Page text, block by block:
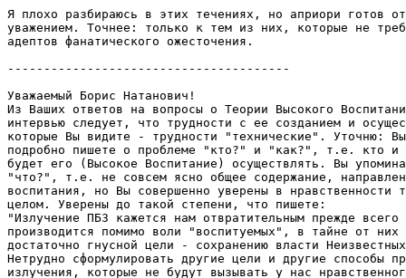
Я плохо разбираюсь в этих течениях, но априори готов
уважением. Точнее: только к тем из них, которые не
адептов фанатического ожесточения.
---------------------------------------
Уважаемый Борис Hатанович!
Из Ваших ответов на вопросы о Теории Высокого
интервью следует, что трудности с ее созданием и
которые Вы видите - трудности "технические". Уточню:
подробно пишете о проблеме "кто?" и "как?", т.е. кто и
будет его (Высокое Воспитание) осуществлять. Вы
"что?", т.е. не совсем ясно общее содержание,
воспитания, но Вы совершенно уверены в нравственности
целом. Уверены до такой степени, что пишете:
"Излучение ПБЗ кажется нам отвратительным прежде
пpоизводится помимо воли "воспитуемых", в тайне от них
достаточно гнусной цели - сохранению власти
Нетрудно сформулировать другие цели и другие способы
излучения, которые не будут вызывать у нас